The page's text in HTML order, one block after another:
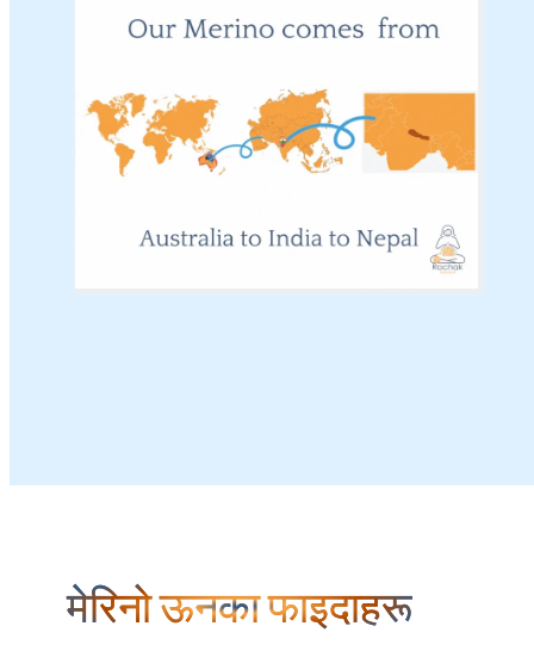
मेरिनो ऊनका फाइदाहरू